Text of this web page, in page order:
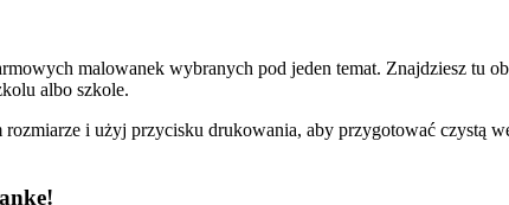
malowanek wybranych pod jeden temat. Znajdziesz tu
albo szkole.
i użyj przycisku drukowania, aby przygotować czystą